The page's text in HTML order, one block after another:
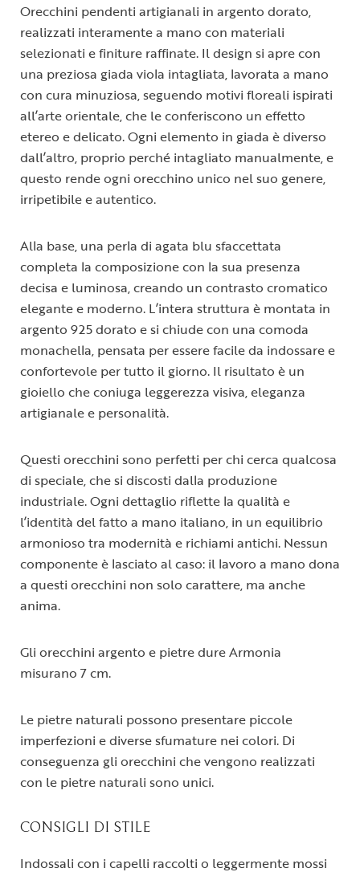
Orecchini pendenti artigianali in argento dorato,
realizzati interamente a mano con materiali
selezionati e finiture raffinate. Il design si apre con
una preziosa giada viola intagliata, lavorata a mano
con cura minuziosa, seguendo motivi floreali ispirati
all’arte orientale, che le conferiscono un effetto
etereo e delicato. Ogni elemento in giada è diverso
dall’altro, proprio perché intagliato manualmente, e
questo rende ogni orecchino unico nel suo genere,
irripetibile e autentico.
Alla base, una perla di agata blu sfaccettata
completa la composizione con la sua presenza
decisa e luminosa, creando un contrasto cromatico
elegante e moderno. L’intera struttura è montata in
argento 925 dorato e si chiude con una comoda
monachella, pensata per essere facile da indossare e
confortevole per tutto il giorno. Il risultato è un
gioiello che coniuga leggerezza visiva, eleganza
artigianale e personalità.
Questi orecchini sono perfetti per chi cerca qualcosa
di speciale, che si discosti dalla produzione
industriale. Ogni dettaglio riflette la qualità e
l’identità del fatto a mano italiano, in un equilibrio
armonioso tra modernità e richiami antichi. Nessun
componente è lasciato al caso: il lavoro a mano dona
a questi orecchini non solo carattere, ma anche
anima.
Gli orecchini argento e pietre dure Armonia
misurano 7 cm.
Le pietre naturali possono presentare piccole
imperfezioni e diverse sfumature nei colori. Di
conseguenza gli orecchini che vengono realizzati
con le pietre naturali sono unici.
CONSIGLI DI STILE
Indossali con i capelli raccolti o leggermente mossi